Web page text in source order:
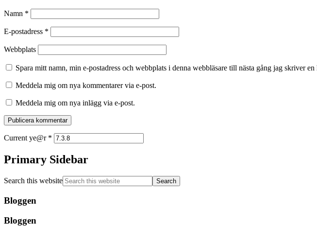
Namn *
E-postadress *
Webbplats
Spara mitt namn, min e-postadress och webbplats i denna webbläsare till nästa gång jag skriver en
Meddela mig om nya kommentarer via e-post.
Meddela mig om nya inlägg via e-post.
Current ye@r *
Primary Sidebar
Search this website
Bloggen
Bloggen